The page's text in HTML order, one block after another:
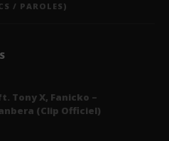
/ PAROLES)
Tony X, Fanicko –
(Clip Officiel)